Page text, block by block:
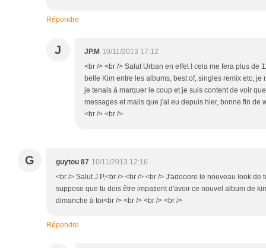
Répondre
J JP.M 10/11/2013 17:12
<br /> <br /> Salut Urban en effet ! cela me fera plus de
belle Kim entre les albums, best of, singles remix etc, je
je tenais à marquer le coup et je suis content de voir
messages et mails que j'ai eu depuis hier, bonne fin de
<br /> <br />
G guytou 87 10/11/2013 12:16
<br /> Salut J.P,<br /> <br /> <br /> J'adooore le nouveau look de
suppose que tu dois être impatient d'avoir ce nouvel album de
dimanche à toi<br /> <br /> <br /> <br />
Répondre